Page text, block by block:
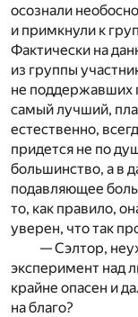
осознали
и примкнули к
Фактически на
из группы
не поддержавших
самый лучший,
естественно,
придется не по
большинство, а в
подавляющее
то, как правило,
уверен, что так
— Сэлтор,
эксперимент над
крайне опасен и
на благо?